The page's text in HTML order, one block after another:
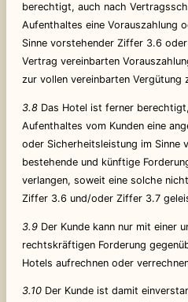
berechtigt, auch nach
Aufenthaltes eine Vorauszahlung
Sinne vorstehender Ziffer 3.6
Vertrag vereinbarten
zur vollen vereinbarten Vergütung
3.8Das Hotel ist ferner
Aufenthaltes vom Kunden eine
oder Sicherheitsleistung im Sinne
bestehende und künftige
verlangen, soweit eine solche
Ziffer 3.6 und/oder Ziffer 3.7
3.9Der Kunde kann nur mit einer
rechtskräftigen Forderung
Hotels aufrechnen oder
3.10Der Kunde ist damit